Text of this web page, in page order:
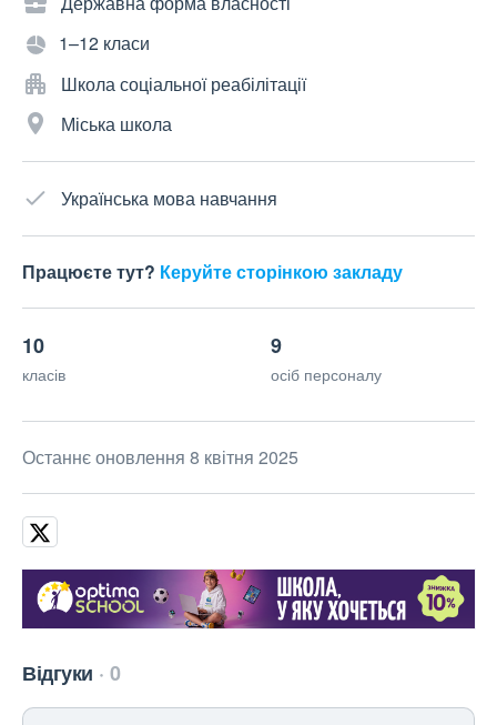
1–12 класи
Школа соціальної реабілітації
Міська школа
Українська мова навчання
Працюєте тут? Керуйте сторінкою закладу
10
класів
9
осіб персоналу
Останнє оновлення 8 квітня 2025
Відгуки 0